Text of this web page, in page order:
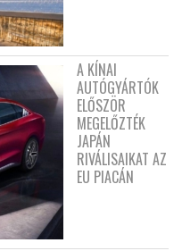
A KÍNAI
AUTÓGYÁRTÓK
ELŐSZÖR
MEGELŐZTÉK
JAPÁN
RIVÁLISAIKAT AZ
EU PIACÁN